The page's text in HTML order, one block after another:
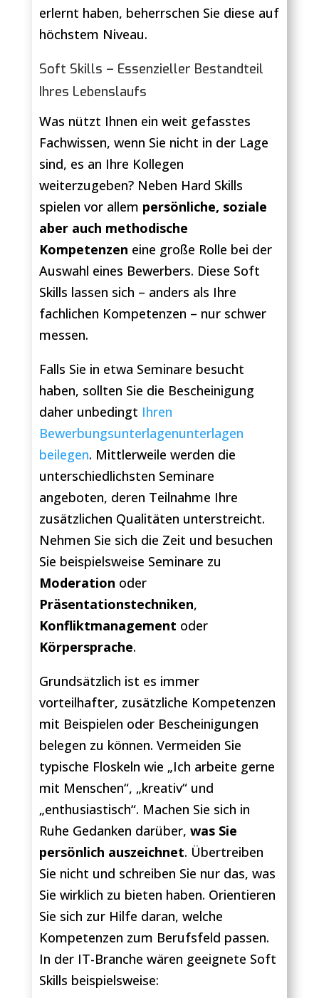
erlernt haben, beherrschen Sie diese auf
höchstem Niveau.
Soft Skills – Essenzieller Bestandteil
Ihres Lebenslaufs
Was nützt Ihnen ein weit gefasstes
Fachwissen, wenn Sie nicht in der Lage
sind, es an Ihre Kollegen
weiterzugeben? Neben Hard Skills
spielen vor allem persönliche, soziale
aber auch methodische
Kompetenzen eine große Rolle bei der
Auswahl eines Bewerbers. Diese Soft
Skills lassen sich – anders als Ihre
fachlichen Kompetenzen – nur schwer
messen.
Falls Sie in etwa Seminare besucht
haben, sollten Sie die Bescheinigung
daher unbedingt Ihren
Bewerbungsunterlagenunterlagen
beilegen. Mittlerweile werden die
unterschiedlichsten Seminare
angeboten, deren Teilnahme Ihre
zusätzlichen Qualitäten unterstreicht.
Nehmen Sie sich die Zeit und besuchen
Sie beispielsweise Seminare zu
Moderation oder
Präsentationstechniken,
Konfliktmanagement oder
Körpersprache.
Grundsätzlich ist es immer
vorteilhafter, zusätzliche Kompetenzen
mit Beispielen oder Bescheinigungen
belegen zu können. Vermeiden Sie
typische Floskeln wie „Ich arbeite gerne
mit Menschen“, „kreativ“ und
„enthusiastisch“. Machen Sie sich in
Ruhe Gedanken darüber, was Sie
persönlich auszeichnet. Übertreiben
Sie nicht und schreiben Sie nur das, was
Sie wirklich zu bieten haben. Orientieren
Sie sich zur Hilfe daran, welche
Kompetenzen zum Berufsfeld passen.
In der IT-Branche wären geeignete Soft
Skills beispielsweise: